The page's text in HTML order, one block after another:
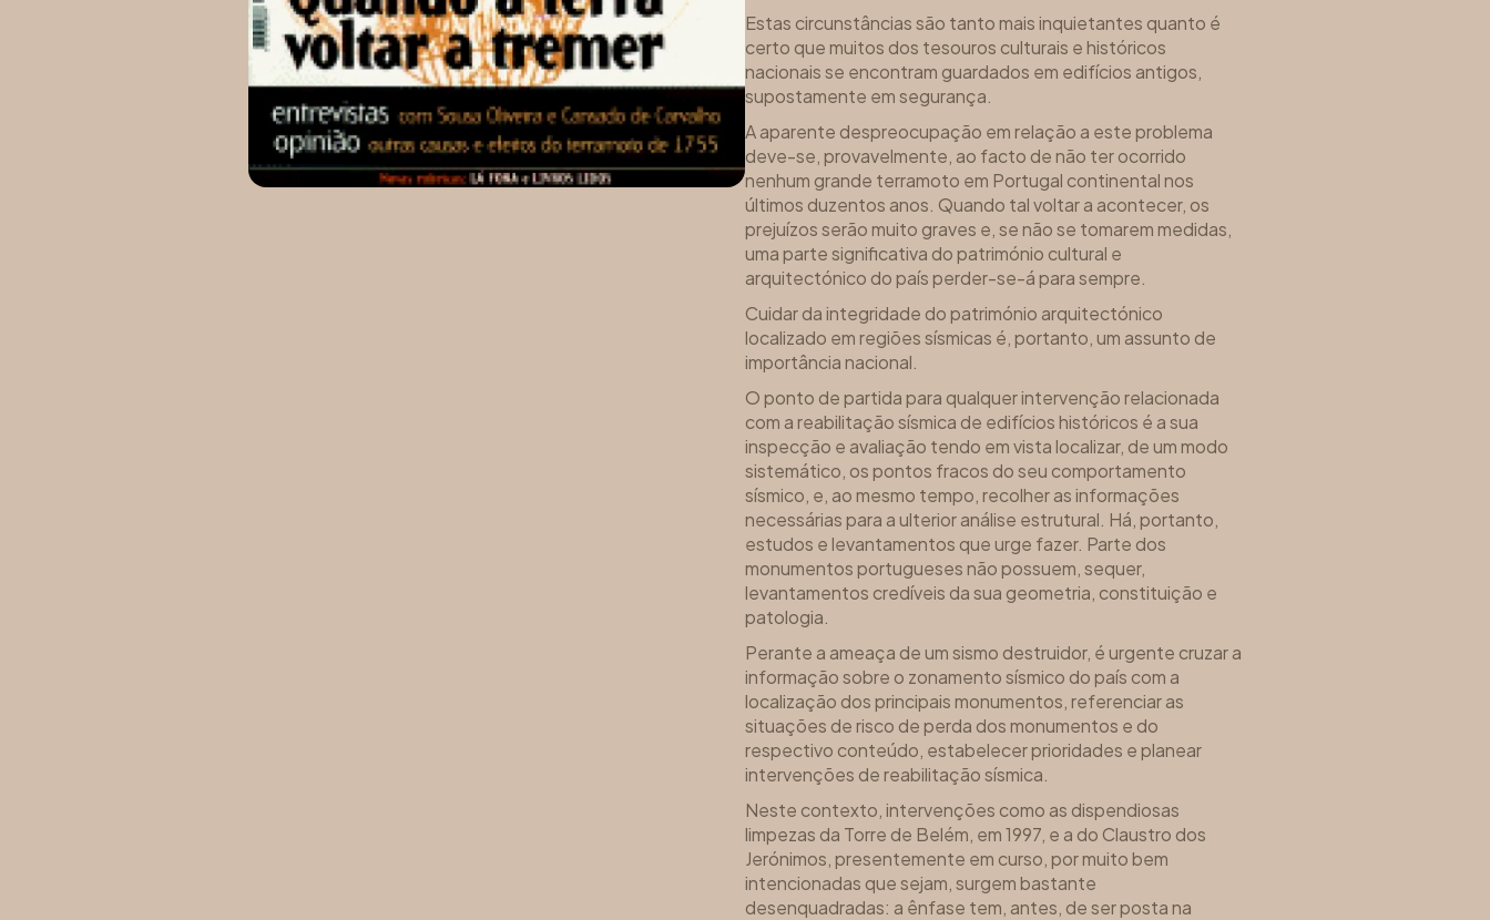
Estas circunstâncias são tanto mais inquietantes quanto é
certo que muitos dos tesouros culturais e históricos
nacionais se encontram guardados em edifícios antigos,
supostamente em segurança.
A aparente despreocupação em relação a este problema
deve-se, provavelmente, ao facto de não ter ocorrido
nenhum grande terramoto em Portugal continental nos
últimos duzentos anos. Quando tal voltar a acontecer, os
prejuízos serão muito graves e, se não se tomarem medidas,
uma parte significativa do património cultural e
arquitectónico do país perder-se-á para sempre.
Cuidar da integridade do património arquitectónico
localizado em regiões sísmicas é, portanto, um assunto de
importância nacional.
O ponto de partida para qualquer intervenção relacionada
com a reabilitação sísmica de edifícios históricos é a sua
inspecção e avaliação tendo em vista localizar, de um modo
sistemático, os pontos fracos do seu comportamento
sísmico, e, ao mesmo tempo, recolher as informações
necessárias para a ulterior análise estrutural. Há, portanto,
estudos e levantamentos que urge fazer. Parte dos
monumentos portugueses não possuem, sequer,
levantamentos credíveis da sua geometria, constituição e
patologia.
Perante a ameaça de um sismo destruidor, é urgente cruzar a
informação sobre o zonamento sísmico do país com a
localização dos principais monumentos, referenciar as
situações de risco de perda dos monumentos e do
respectivo conteúdo, estabelecer prioridades e planear
intervenções de reabilitação sísmica.
Neste contexto, intervenções como as dispendiosas
limpezas da Torre de Belém, em 1997, e a do Claustro dos
Jerónimos, presentemente em curso, por muito bem
intencionadas que sejam, surgem bastante
desenquadradas: a ênfase tem, antes, de ser posta na